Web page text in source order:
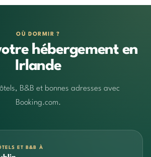
OÙ DORMIR ?
hébergement en
Irlande
B&B et bonnes adresses avec
Booking.com.
ET B&B À